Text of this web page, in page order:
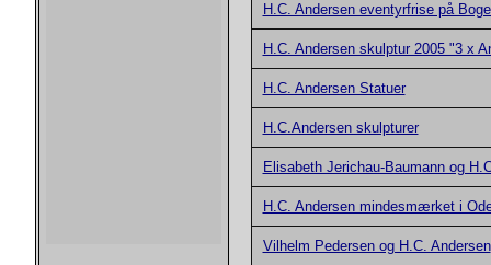
H.C. Andersen eventyrfrise på
H.C. Andersen skulptur 2005 "3 x
H.C. Andersen Statuer
H.C.Andersen skulpturer
Elisabeth Jerichau-Baumann og
H.C. Andersen mindesmærket i
Vilhelm Pedersen og H.C. Andersen